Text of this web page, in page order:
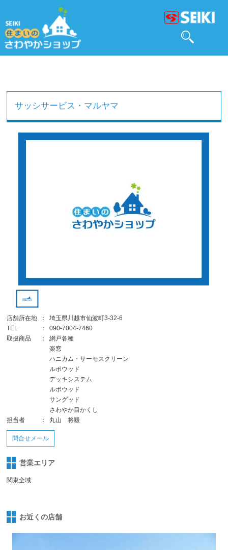
サッシサービス・マルヤマ
店舗所在地 ：
埼玉県川越市仙波町3-32-6
TEL
：
090-7004-7460
取扱商品
：
網戸各種
楽窓
ハニカム・サーモスクリーン
ルポウッド
デッキシステム
ルポウッド
サングッド
さわやか目かくし
担当者
： 丸山 将毅
問合せメール
営業エリア
関東全域
お近くの店舗